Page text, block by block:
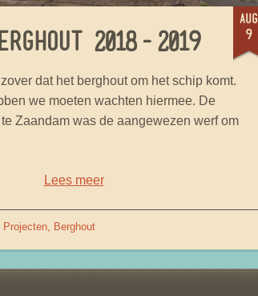
aug
9
2018-2019
dat het berghout om het schip komt.
we moeten wachten hiermee. De
Zaandam was de aangewezen werf om
Lees meer
Projecten Berghout